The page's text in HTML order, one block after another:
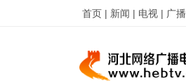
首页 | 新闻 | 电视 | 广